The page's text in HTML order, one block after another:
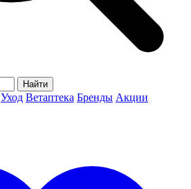
Найти
Уход Ветаптека Бренды Акции